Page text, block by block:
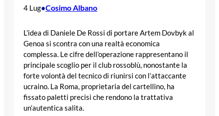
4 Lug•Cosimo Albano
L’idea di Daniele De Rossi di portare Artem Dovbyk al
Genoa si scontra con una realtà economica
complessa. Le cifre dell’operazione rappresentano il
principale scoglio per il club rossoblù, nonostante la
forte volontà del tecnico di riunirsi con l’attaccante
ucraino. La Roma, proprietaria del cartellino, ha
fissato paletti precisi che rendono la trattativa
un’autentica salita.